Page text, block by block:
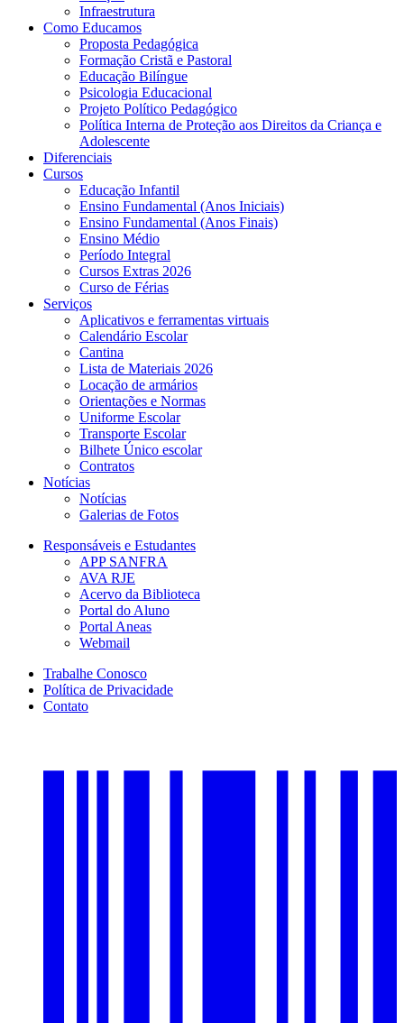
Infraestrutura
Como Educamos
Proposta Pedagógica
Formação Cristã e Pastoral
Educação Bilíngue
Psicologia Educacional
Projeto Político Pedagógico
Política Interna de Proteção aos Direitos da Criança e
Adolescente
Diferenciais
Cursos
Educação Infantil
Ensino Fundamental (Anos Iniciais)
Ensino Fundamental (Anos Finais)
Ensino Médio
Período Integral
Cursos Extras 2026
Curso de Férias
Serviços
Aplicativos e ferramentas virtuais
Calendário Escolar
Cantina
Lista de Materiais 2026
Locação de armários
Orientações e Normas
Uniforme Escolar
Transporte Escolar
Bilhete Único escolar
Contratos
Notícias
Notícias
Galerias de Fotos
Responsáveis e Estudantes
APP SANFRA
AVA RJE
Acervo da Biblioteca
Portal do Aluno
Portal Aneas
Webmail
Trabalhe Conosco
Política de Privacidade
Contato